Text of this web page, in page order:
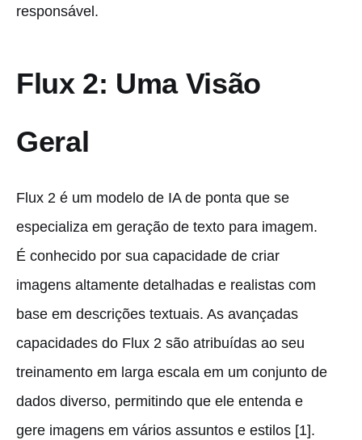
responsável.
Flux 2: Uma Visão
Geral
Flux 2 é um modelo de IA de ponta que se
especializa em geração de texto para imagem.
É conhecido por sua capacidade de criar
imagens altamente detalhadas e realistas com
base em descrições textuais. As avançadas
capacidades do Flux 2 são atribuídas ao seu
treinamento em larga escala em um conjunto de
dados diverso, permitindo que ele entenda e
gere imagens em vários assuntos e estilos [1].